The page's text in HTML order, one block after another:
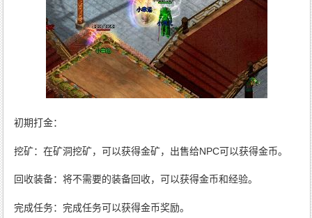
初期打金：
挖矿：在矿洞挖矿，可以获得金矿，出售给NPC可以获得金币。
回收装备：将不需要的装备回收，可以获得金币和经验。
完成任务：完成任务可以获得金币奖励。